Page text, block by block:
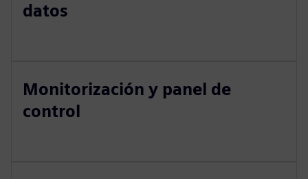
datos
Monitorización y panel de
control